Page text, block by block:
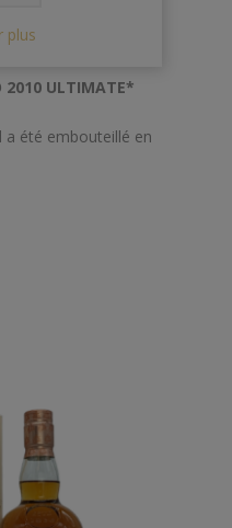
2010 ULTIMATE*
a été embouteillé en
plus